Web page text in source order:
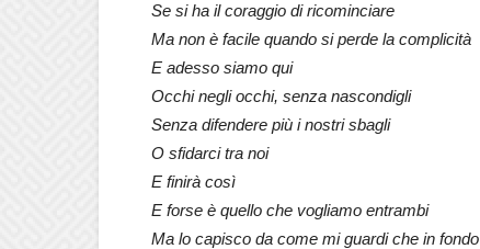
Se si ha il coraggio di ricominciare
Ma non è facile quando si perde la complicità
E adesso siamo qui
Occhi negli occhi, senza nascondigli
Senza difendere più i nostri sbagli
O sfidarci tra noi
E finirà così
E forse è quello che vogliamo entrambi
Ma lo capisco da come mi guardi che in